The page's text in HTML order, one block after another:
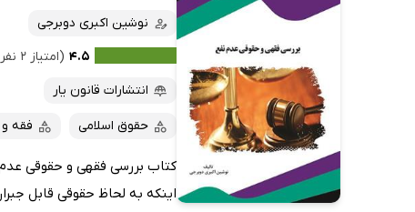
نوشین اکبری دوبرجی
۴.۵ (امتیاز ۲ نفر)
انتشارات قانون یار
حقوق اسلامی فقه
کتاب بررسی فقهی و حقوقی عدم
اینکه به لحاظ حقوقی قابل